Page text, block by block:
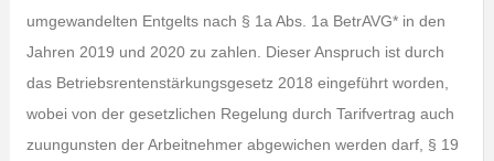
umgewandelten Entgelts nach § 1a Abs. 1a BetrAVG* in den
Jahren 2019 und 2020 zu zahlen. Dieser Anspruch ist durch
das Betriebsrentenstärkungsgesetz 2018 eingeführt worden,
wobei von der gesetzlichen Regelung durch Tarifvertrag auch
zuungunsten der Arbeitnehmer abgewichen werden darf, § 19